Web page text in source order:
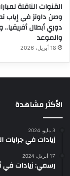
القنوات الناقلة
وصن داونز في إياب
دوري أبطال
والموعد
18 أبريل، 2026
الأكثر مشاهدة
3 مايو، 2024
زيادات في جرايات
17 أبريل، 2024
رسمي: زيادات في